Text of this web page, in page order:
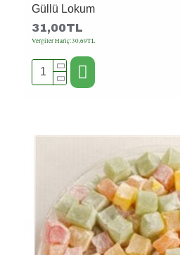
Güllü Lokum
31,00TL
Vergiler Hariç:30,69TL